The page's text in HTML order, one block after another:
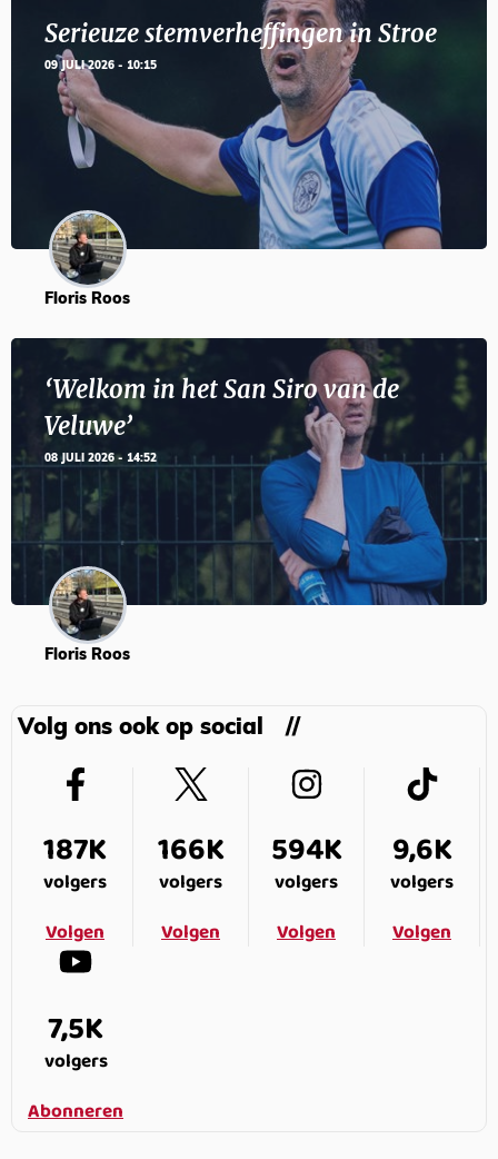
Serieuze stemverheffingen in Stroe
09 JULI 2026 - 10:15
Floris Roos
‘Welkom in het San Siro van de
Veluwe’
08 JULI 2026 - 14:52
Floris Roos
Volg ons ook op social
187K
volgers
Volgen
166K
volgers
Volgen
594K
volgers
Volgen
9,6K
volgers
Volgen
7,5K
volgers
Abonneren